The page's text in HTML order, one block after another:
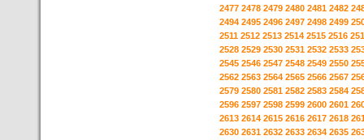
2477 2478 2479 2480 2481 2482
2494 2495 2496 2497 2498 2499
2511 2512 2513 2514 2515 2516
2528 2529 2530 2531 2532 2533
2545 2546 2547 2548 2549 2550
2562 2563 2564 2565 2566 2567
2579 2580 2581 2582 2583 2584
2596 2597 2598 2599 2600 2601
2613 2614 2615 2616 2617 2618
2630 2631 2632 2633 2634 2635